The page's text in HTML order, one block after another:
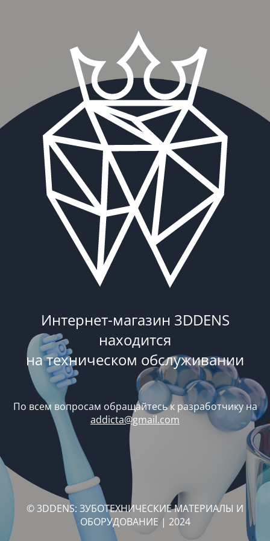
Интернет-магазин 3DDENS
находится
на техническом обслуживании
По всем вопросам обращайтесь к разработчику на
addicta@gmail.com
© 3DDENS: ЗУБОТЕХНИЧЕСКИЕ МАТЕРИАЛЫ И
ОБОРУДОВАНИЕ | 2024